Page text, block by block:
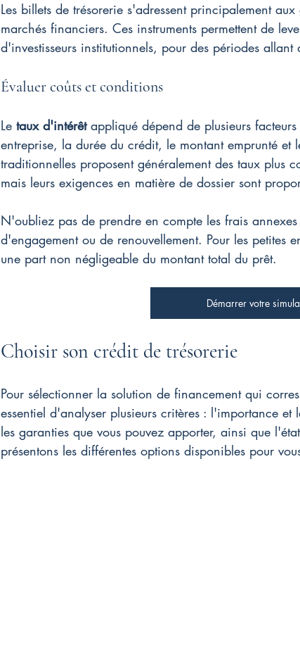
Les billets de trésorerie s'adressent principalement
marchés financiers. Ces instruments permettent de
d'investisseurs institutionnels, pour des périodes
Évaluer coûts et conditions
Le taux d'intérêt appliqué dépend de plusieurs
entreprise, la durée du crédit, le montant emprunté et
traditionnelles proposent généralement des taux plus
mais leurs exigences en matière de dossier sont
N'oubliez pas de prendre en compte les frais
d'engagement ou de renouvellement. Pour les petites
une part non négligeable du montant total du prêt.
Démarrer votre
Choisir son crédit de trésorerie
Pour sélectionner la solution de financement qui
essentiel d'analyser plusieurs critères : l'importance
les garanties que vous pouvez apporter, ainsi que
présentons les différentes options disponibles pour